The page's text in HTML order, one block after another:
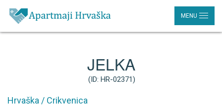
MENU
JELKA
(ID: HR-02371)
Hrvaška / Crikvenica